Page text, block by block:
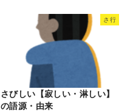
さ行
さびしい【寂しい・淋しい】
の語源・由来